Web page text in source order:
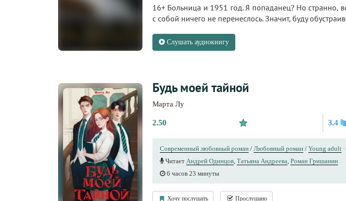
16+ Больница и 1951 год. Я попаданец? Но
с собой ничего не перенеслось. Значит, буду
Слушать аудиокнигу
Будь моей тайной
Марта Лу
2.50 3.4
Современный любовный роман / Любовный роман / Young adult ·
Читает Андрей Одинцов, Татьяна Андреева, Роман Гришанин
6 часов 23 минуты
Хочу послушать Прослушано